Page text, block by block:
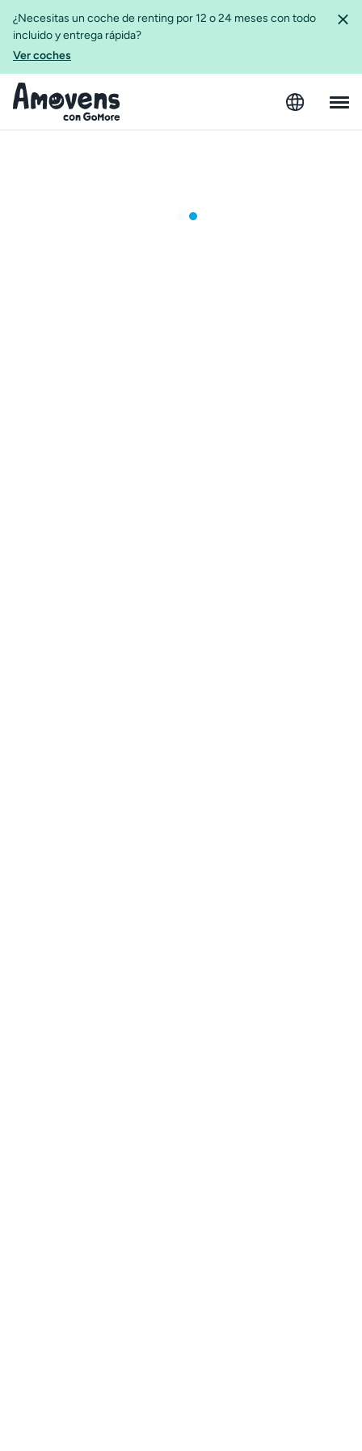
¿Necesitas un coche de renting por 12 o 24 meses con todo
incluido y entrega rápida?
Ver coches